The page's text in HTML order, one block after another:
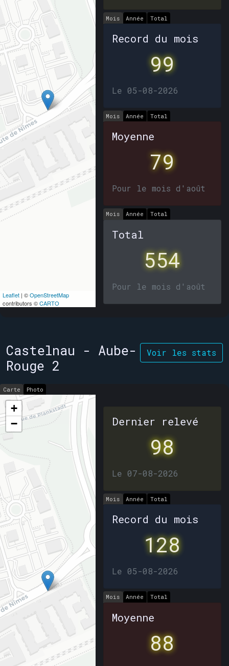
Leaflet | ©OpenStreetMap
contributors ©CARTO
Mois Année Total
Record du mois
99
Le 05-08-2026
Mois Année Total
Moyenne
79
Pour le mois d'août
Mois Année Total
Total
554
Pour le mois d'août
Voir les stats
Castelnau - Aube-
Rouge 2
Carte Photo
+
−
Dernier relevé
98
Le 07-08-2026
Mois Année Total
Record du mois
128
Le 05-08-2026
Mois Année Total
Moyenne
88